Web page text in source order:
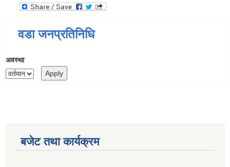
वडा जनप्रतिनिधि
अवस्था
बजेट तथा कार्यक्रम